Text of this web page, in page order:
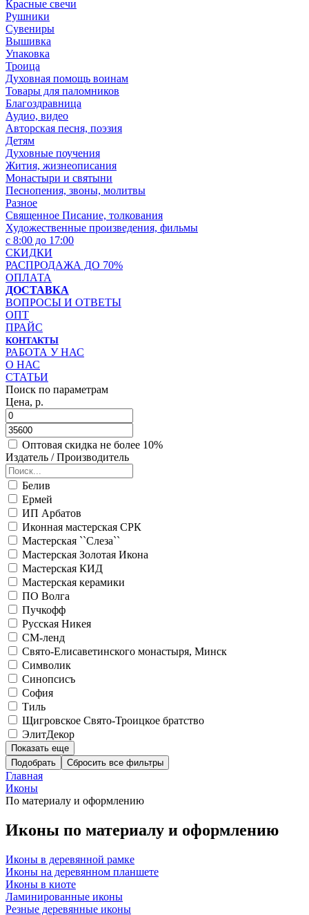
Красные свечи
Рушники
Сувениры
Вышивка
Упаковка
Троица
Духовная помощь воинам
Товары для паломников
Благоздравница
Аудио, видео
Авторская песня, поэзия
Детям
Духовные поучения
Жития, жизнеописания
Монастыри и святыни
Песнопения, звоны, молитвы
Разное
Священное Писание, толкования
Художественные произведения, фильмы
с 8:00 до 17:00
СКИДКИ
РАСПРОДАЖА ДО 70%
ОПЛАТА
ДОСТАВКА
ВОПРОСЫ И ОТВЕТЫ
ОПТ
ПРАЙС
КОНТАКТЫ
РАБОТА У НАС
О НАС
СТАТЬИ
Поиск по параметрам
Цена, р.
Оптовая скидка не более 10%
Издатель / Производитель
Белив
Ермей
ИП Арбатов
Иконная мастерская СРК
Мастерская ``Слеза``
Мастерская Золотая Икона
Мастерская КИД
Мастерская керамики
ПО Волга
Пучкофф
Русская Никея
СМ-ленд
Свято-Елисаветинского монастыря, Минск
Символик
Синопсисъ
София
Тиль
Щигровское Свято-Троицкое братство
ЭлитДекор
Показать еще
Подобрать
Главная
Иконы
По материалу и оформлению
Иконы по материалу и оформлению
Иконы в деревянной рамке
Иконы на деревянном планшете
Иконы в киоте
Ламинированные иконы
Резные деревянные иконы